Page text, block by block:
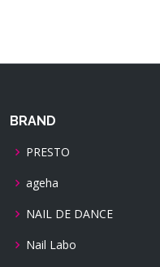
BRAND
PRESTO
ageha
NAIL DE DANCE
Nail Labo